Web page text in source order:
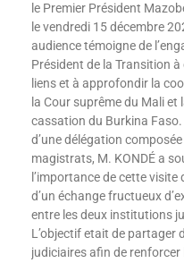
le Premier Président
le vendredi 15 décembre
audience témoigne de
Président de la Transition
liens et à approfondir la
la Cour suprême du Mali et
cassation du Burkina
d’une délégation
magistrats, M. KONDÉ a
l’importance de cette visite
d’un échange fructueux
entre les deux institutions
L’objectif etait de partager
judiciaires afin de renforcer